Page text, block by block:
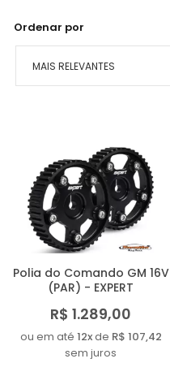
Ordenar por
MAIS RELEVANTES
MENOR PREÇO
MAIOR PREÇO
A - Z
Polia do Comando GM 16V
(PAR) - EXPERT
R$ 1.289,00
ou em até 12xde R$ 107,42
sem juros